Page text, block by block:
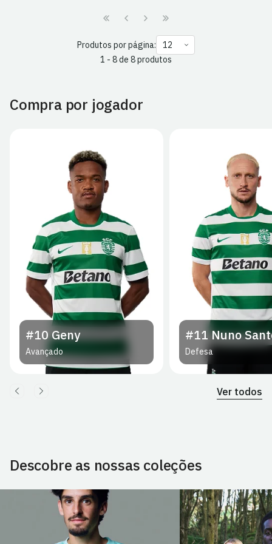
Produtos por página:
1 - 8 de 8 produtos
Compra por jogador
#10Geny
Avançado
#11Nuno
Defesa
Ver todos
Descobre as nossas coleções